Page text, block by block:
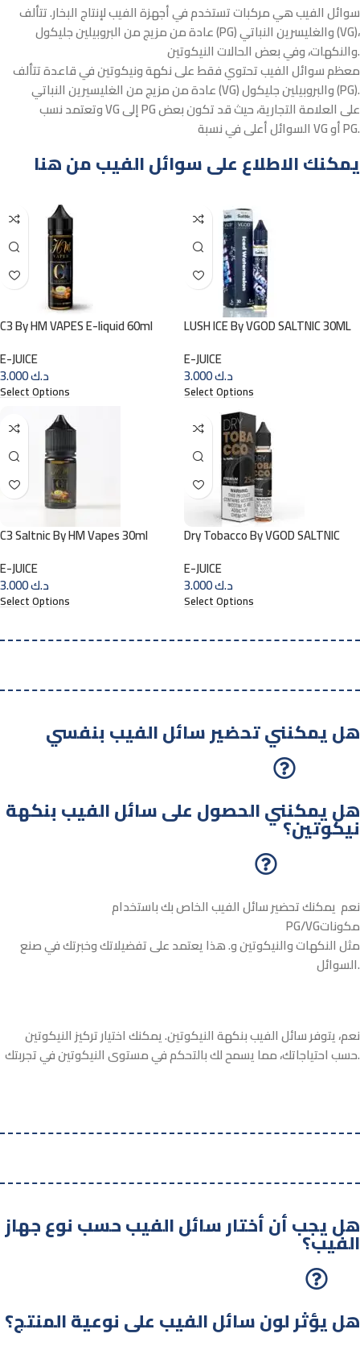
سوائل الفيب هي مركبات تستخدم في أجهزة الفيب لإنتاج البخار. تتألف
عادة من مزيج من البروبيلين جليكول (PG) والغليسرين النباتي (VG)،
والنكهات، وفي بعض الحالات النيكوتين.
معظم سوائل الفيب تحتوي فقط على نكهة ونيكوتين في قاعدة تتألف
عادة من مزيج من الغليسيرين النباتي (VG) والبروبيلين جليكول (PG).
وتعتمد نسب VG إلى PG على العلامة التجارية، حيث قد تكون بعض
السوائل أعلى في نسبة VG أو PG.
يمكنك الاطلاع على سوائل الفيب من هنا
C3 By HM VAPES E-liquid 60ml
E-JUICE
د.ك
Select Options
LUSH ICE By VGOD SALTNIC 30ML
E-JUICE
د.ك
Select Options
C3 Saltnic By HM Vapes 30ml
E-JUICE
د.ك
Select Options
Dry Tobacco By VGOD SALTNIC
E-JUICE
د.ك
Select Options
هل يمكنني تحضير سائل الفيب بنفسي
هل يمكنني الحصول على سائل الفيب بنكهة
نيكوتين؟
نعم يمكنك تحضير سائل الفيب الخاص بك باستخدام
PG/VGمكونات
مثل النكهات والنيكوتين و. هذا يعتمد على تفضيلاتك وخبرتك في صنع
السوائل.
نعم، يتوفر سائل الفيب بنكهة النيكوتين. يمكنك اختيار تركيز النيكوتين
حسب احتياجاتك، مما يسمح لك بالتحكم في مستوى النيكوتين في تجربتك.
هل يجب أن أختار سائل الفيب حسب نوع جهاز
الفيب؟
هل يؤثر لون سائل الفيب على نوعية المنتج؟